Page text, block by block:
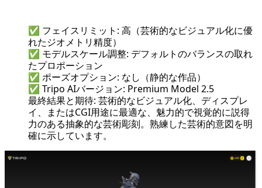
✅ フェイスリミット: 高（芸術的なビジュアル化に優
れたジオメトリ精度）
✅ モデルスケール調整: デフォルトのバランスの取れ
たプロポーション
✅ ポーズオプション: なし（静的な作品）
✅ Tripo AIバージョン: Premium Model 2.5
最終結果と期待: 芸術的なビジュアル化、ディスプレ
イ、またはCGI用途に最適な、魅力的で視覚的に説得
力のある抽象的な芸術彫刻。熟練した芸術的意図を明
確に示しています。